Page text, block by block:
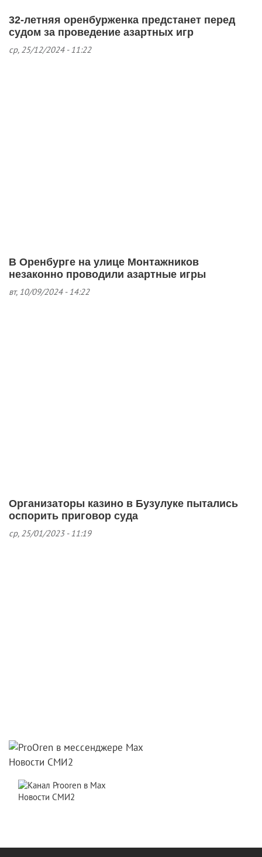
32-летняя оренбурженка предстанет перед
судом за проведение азартных игр
ср, 25/12/2024 - 11:22
В Оренбурге на улице Монтажников
незаконно проводили азартные игры
вт, 10/09/2024 - 14:22
Организаторы казино в Бузулуке пытались
оспорить приговор суда
ср, 25/01/2023 - 11:19
Новости СМИ2
Новости СМИ2